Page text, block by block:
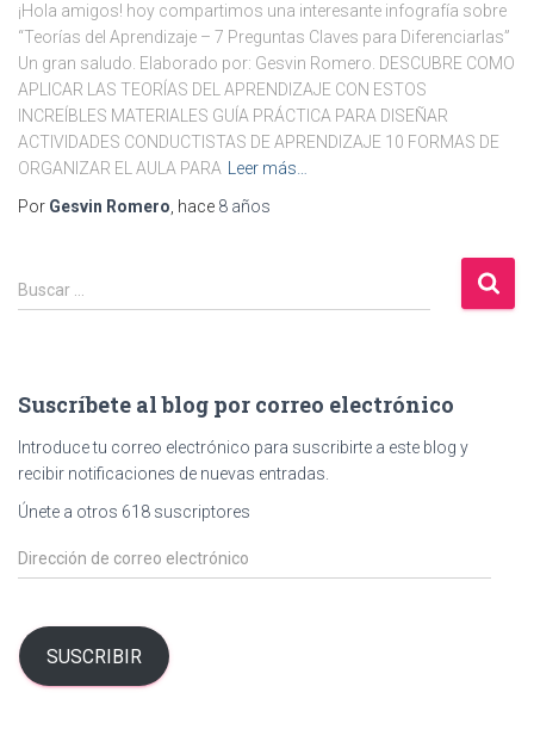
¡Hola amigos! hoy compartimos una interesante infografía sobre
“Teorías del Aprendizaje – 7 Preguntas Claves para Diferenciarlas”
Un gran saludo. Elaborado por: Gesvin Romero. DESCUBRE COMO
APLICAR LAS TEORÍAS DEL APRENDIZAJE CON ESTOS
INCREÍBLES MATERIALES GUÍA PRÁCTICA PARA DISEÑAR
ACTIVIDADES CONDUCTISTAS DE APRENDIZAJE 10 FORMAS DE
ORGANIZAR EL AULA PARA
Leer más…
Por Gesvin Romero , hace 8 años
B
u
r
:
Buscar …
Suscríbete al blog por correo electrónico
Introduce tu correo electrónico para suscribirte a este blog y
recibir notificaciones de nuevas entradas.
Únete a otros 618 suscriptores
D
i
c
c
SUSCRIBIR